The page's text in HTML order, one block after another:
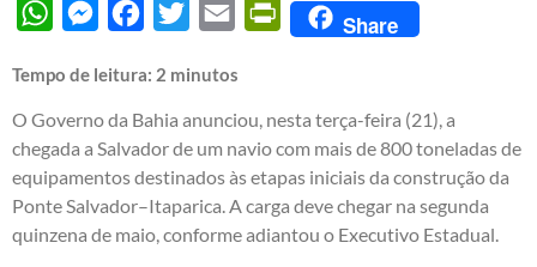
WhatsAppMessengerFacebook
Twitter Email PrintFriendly
Share
Tempo de leitura: 2 minutos
O Governo da Bahia anunciou, nesta terça-feira (21), a
chegada a Salvador de um navio com mais de 800 toneladas de
equipamentos destinados às etapas iniciais da construção da
Ponte Salvador–Itaparica. A carga deve chegar na segunda
quinzena de maio, conforme adiantou o Executivo Estadual.